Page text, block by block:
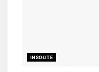
INSOLITE